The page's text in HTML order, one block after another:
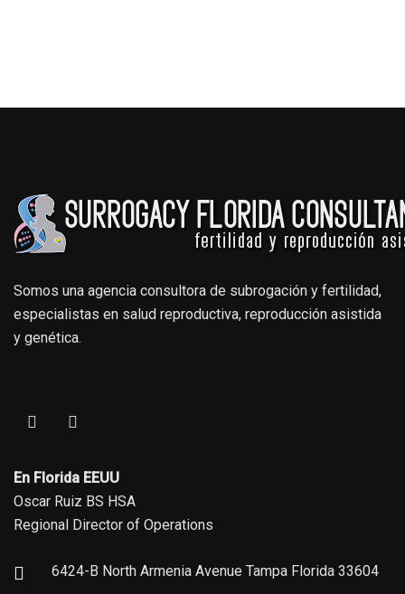
Somos una agencia consultora de subrogación y fertilidad,
especialistas en salud reproductiva, reproducción asistida
y genética.
En Florida EEUU
Oscar Ruiz BS HSA
Regional Director of Operations
6424-B North Armenia Avenue Tampa Florida 33604